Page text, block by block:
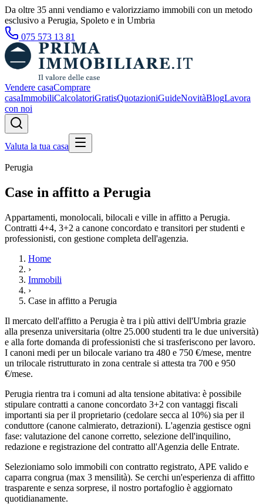
Da oltre 35 anni vendiamo e valorizziamo immobili con un metodo
esclusivo a Perugia, Spoleto e in Umbria
075 573 13 81
Vendere casaComprare
casaImmobiliCalcolatoriGratisQuotazioniGuideNovitàBlogLavora
con noi
Valuta la tua casa
Perugia
Case in affitto a Perugia
Appartamenti, monolocali, bilocali e ville in affitto a Perugia.
Contratti 4+4, 3+2 a canone concordato e transitori per studenti e
professionisti, con gestione completa dell'agenzia.
Home
›
Immobili
›
Case in affitto a Perugia
Il mercato dell'affitto a Perugia è tra i più attivi dell'Umbria grazie
alla presenza universitaria (oltre 25.000 studenti tra le due università)
e alla forte domanda di professionisti che si trasferiscono per lavoro.
I canoni medi per un bilocale variano tra 480 e 750 €/mese, mentre
un trilocale ristrutturato in zona centrale si attesta tra 700 e 950
€/mese.
Perugia rientra tra i comuni ad alta tensione abitativa: è possibile
stipulare contratti a canone concordato 3+2 con vantaggi fiscali
importanti sia per il proprietario (cedolare secca al 10%) sia per il
conduttore (canone calmierato, detrazioni). L'agenzia gestisce ogni
fase: valutazione del canone corretto, selezione dell'inquilino,
redazione e registrazione del contratto all'Agenzia delle Entrate.
Selezioniamo solo immobili con contratto registrato, APE valido e
caparra congrua (max 3 mensilità). Se cerchi un'esperienza di affitto
trasparente e senza sorprese, il nostro portafoglio è aggiornato
quotidianamente.